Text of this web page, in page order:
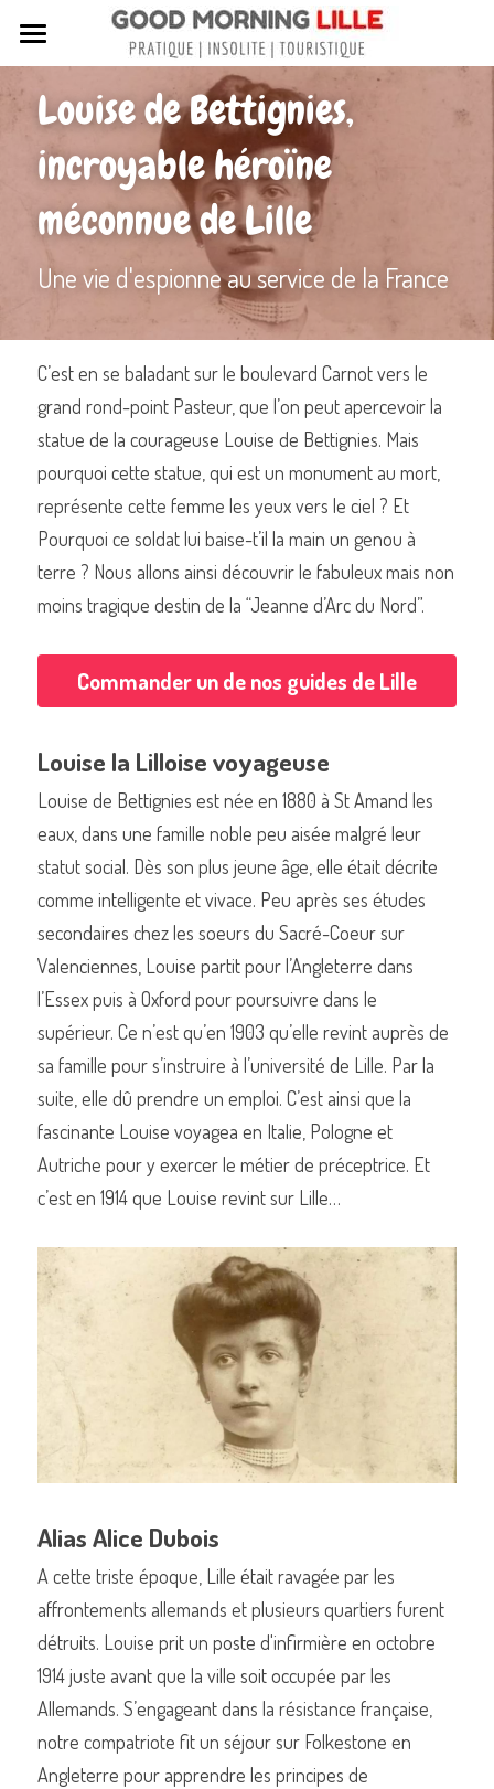
Sortir à Lille
Lille de A à Z
Nos livres sur Lille
Lille insolite et secret
Street Art à Lille
Toutes les rues de Lille
Contactez-nous
Commander un de nos livres sur Lille
Louise de Bettignies,
incroyable héroïne
méconnue de Lille
Une vie d'espionne au service de la France
C’est en se baladant sur le boulevard Carnot vers le
grand rond-point Pasteur, que l’on peut apercevoir la
statue de la courageuse Louise de Bettignies. Mais
pourquoi cette statue, qui est un monument au mort,
représente cette femme les yeux vers le ciel ? Et
Pourquoi ce soldat lui baise-t’il la main un genou à
terre ? Nous allons ainsi découvrir le fabuleux mais non
moins tragique destin de la “Jeanne d’Arc du Nord”.
Commander un de nos guides de Lille
Louise la Lilloise voyageuse
Louise de Bettignies est née en 1880 à St Amand les
eaux, dans une famille noble peu aisée malgré leur
statut social. Dès son plus jeune âge, elle était décrite
comme intelligente et vivace. Peu après ses études
secondaires chez les soeurs du Sacré-Coeur sur
Valenciennes, Louise partit pour l’Angleterre dans
l’Essex puis à Oxford pour poursuivre dans le
supérieur. Ce n’est qu’en 1903 qu’elle revint auprès de
sa famille pour s’instruire à l’université de Lille. Par la
suite, elle dû prendre un emploi. C’est ainsi que la
fascinante Louise voyagea en Italie, Pologne et
Autriche pour y exercer le métier de préceptrice. Et
c’est en 1914 que Louise revint sur Lille…
Alias Alice Dubois
A cette triste époque, Lille était ravagée par les
affrontements allemands et plusieurs quartiers furent
détruits. Louise prit un poste d'infirmière en octobre
1914 juste avant que la ville soit occupée par les
Allemands. S’engageant dans la résistance française,
notre compatriote fit un séjour sur Folkestone en
Angleterre pour apprendre les principes de